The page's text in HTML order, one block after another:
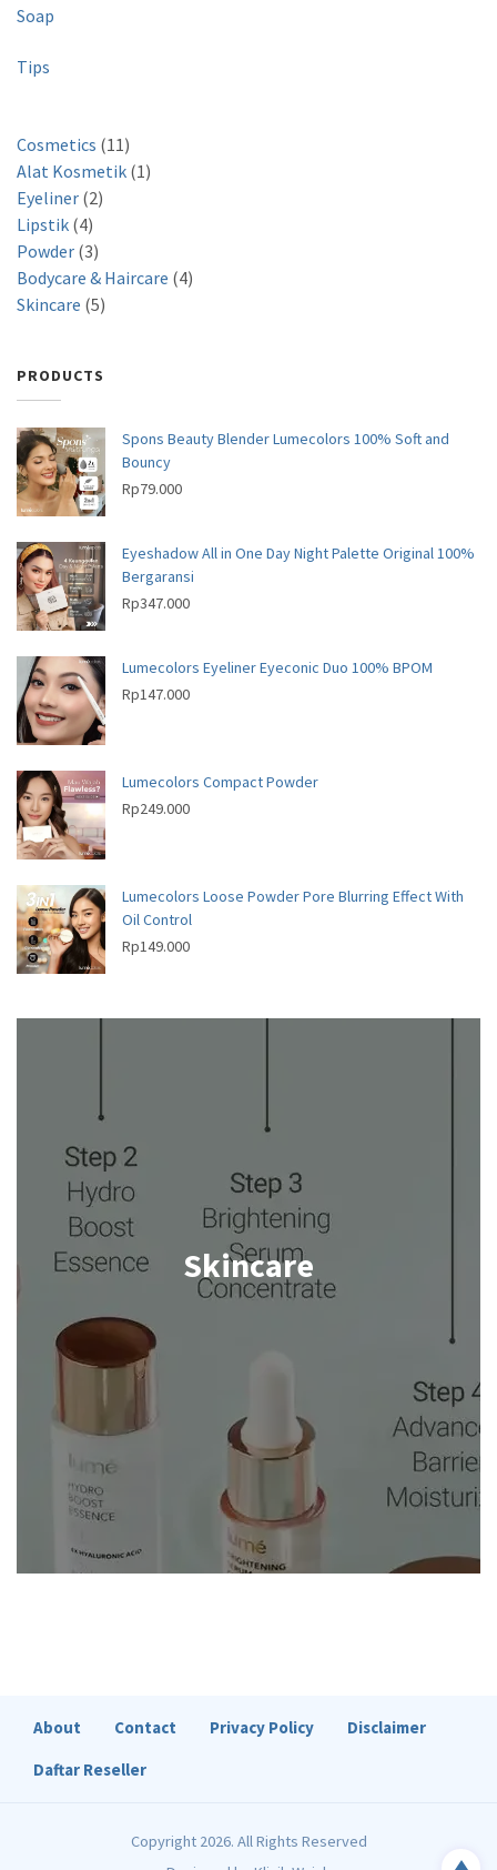
Soap
Tips
Cosmetics 111
1
d
Alat Kosmetik 11
d
Eyeliner 22
r
o
d
t
Lipstik 44
p
r
o
c
s
Powder 33
p
r
u
t
s
Bodycare & Haircare 44
c
Skincare 55
o
u
t
s
PRODUCTS
Spons Beauty Blender Lumecolors 100% Soft and
Bouncy
Rp79.000
Eyeshadow All in One Day Night Palette Original 100%
Bergaransi
Rp347.000
Lumecolors Eyeliner Eyeconic Duo 100% BPOM
Rp147.000
Lumecolors Compact Powder
Rp249.000
Lumecolors Loose Powder Pore Blurring Effect With
Oil Control
Rp149.000
Skincare
About Contact Privacy Policy
Disclaimer
Daftar Reseller
Copyright 2026. All Rights Reserved